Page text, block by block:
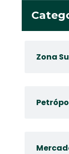
Zona